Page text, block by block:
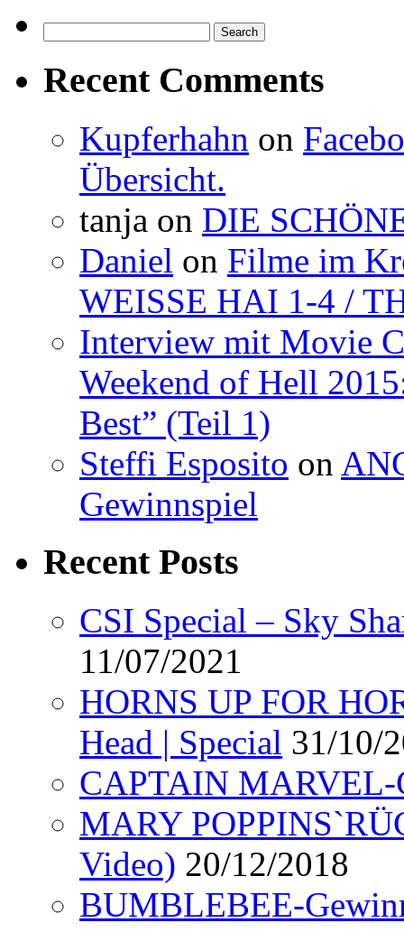
for:
Recent Comments
Kupferhahn on
Übersicht.
tanja on DIE
Daniel on Filme im
WEISSE HAI 1-4 /
Interview mit Movie
Weekend of Hell
Best” (Teil 1)
Steffi Esposito on
Gewinnspiel
Recent Posts
CSI Special – Sky
11/07/2021
HORNS UP FOR
Head | Special 31/10/
CAPTAIN MARVEL-
MARY
Video) 20/12/2018
BUMBLEBEE-